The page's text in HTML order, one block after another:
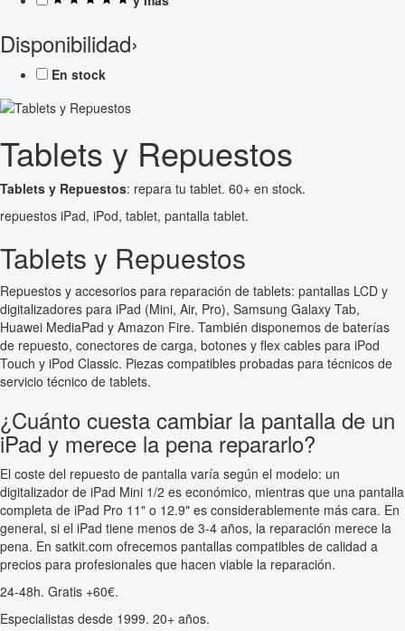
Disponibilidad›
En stock
Tablets y Repuestos
Tablets y Repuestos: repara tu tablet. 60+ en stock.
repuestos iPad, iPod, tablet, pantalla tablet.
Tablets y Repuestos
Repuestos y accesorios para reparación de tablets: pantallas LCD y
digitalizadores para iPad (Mini, Air, Pro), Samsung Galaxy Tab,
Huawei MediaPad y Amazon Fire. También disponemos de baterías
de repuesto, conectores de carga, botones y flex cables para iPod
Touch y iPod Classic. Piezas compatibles probadas para técnicos de
servicio técnico de tablets.
¿Cuánto cuesta cambiar la pantalla de un
iPad y merece la pena repararlo?
El coste del repuesto de pantalla varía según el modelo: un
digitalizador de iPad Mini 1/2 es económico, mientras que una pantalla
completa de iPad Pro 11" o 12.9" es considerablemente más cara. En
general, si el iPad tiene menos de 3-4 años, la reparación merece la
pena. En satkit.com ofrecemos pantallas compatibles de calidad a
precios para profesionales que hacen viable la reparación.
24-48h. Gratis +60€.
Especialistas desde 1999. 20+ años.